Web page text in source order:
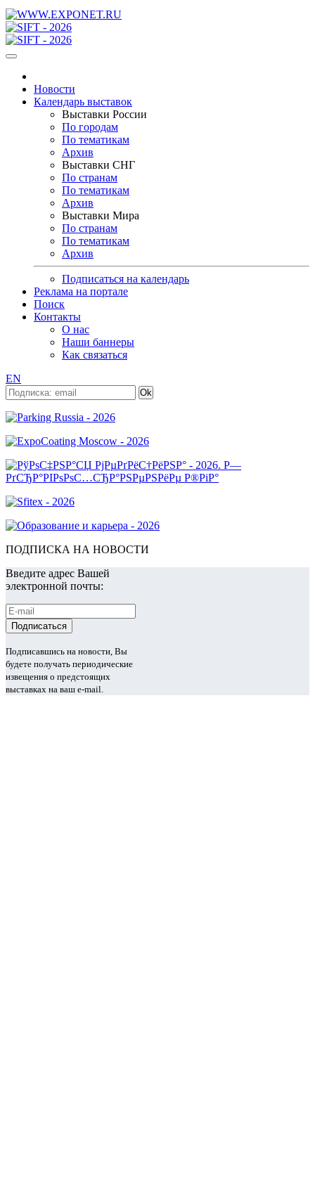
Новости
Календарь выставок
Выставки России
По городам
По тематикам
Архив
Выставки СНГ
По странам
По тематикам
Архив
Выставки Мира
По странам
По тематикам
Архив
Подписаться на календарь
Реклама на портале
Поиск
Контакты
О нас
Наши баннеры
Как связаться
EN
ПОДПИСКА НА НОВОСТИ
Введите адрес Вашей
электронной почты:
Подписавшись на новости, Вы
будете получать периодические
извещения о предстоящих
выставках на ваш e-mail.